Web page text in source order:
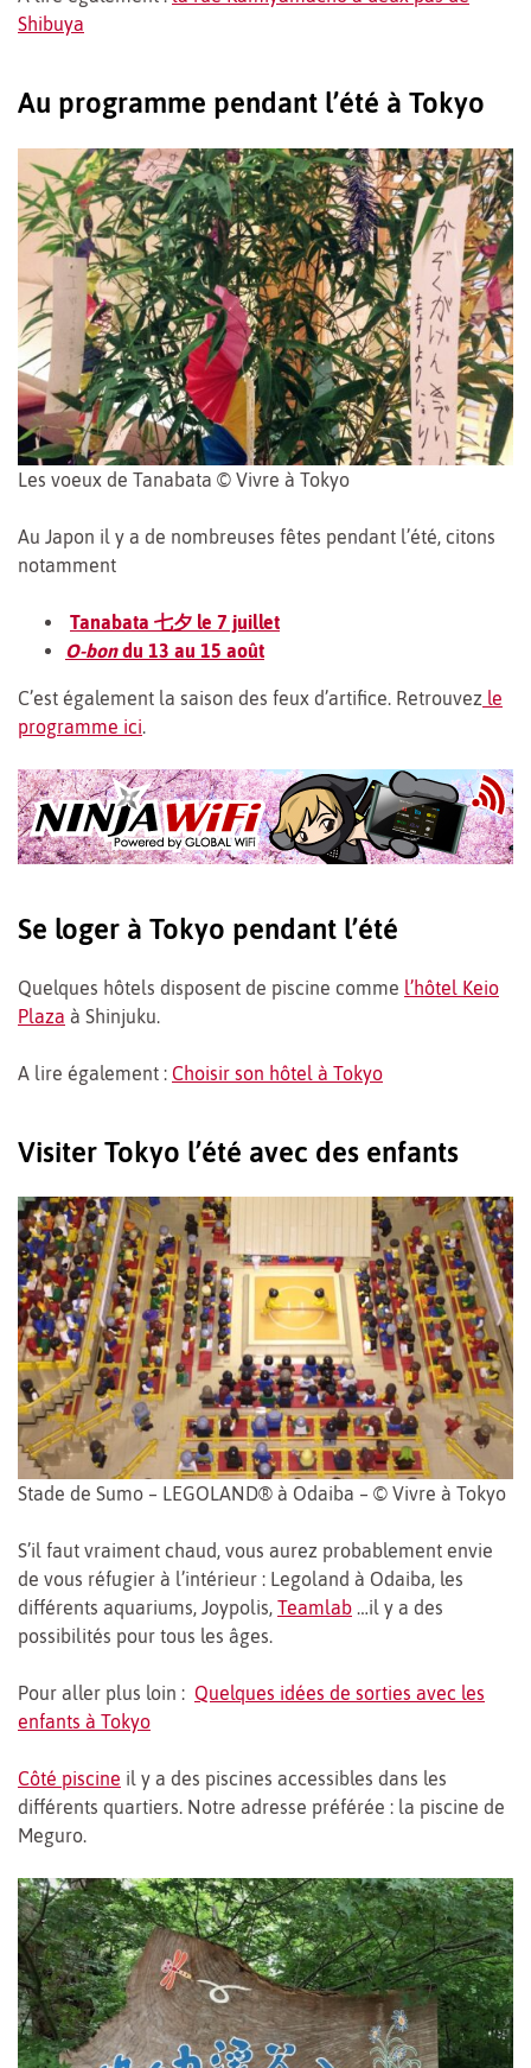
Shibuya
Au programme pendant l’été à Tokyo
Les voeux de Tanabata © Vivre à Tokyo
Au Japon il y a de nombreuses fêtes pendant l’été, citons
notamment
Tanabata 七夕 le 7 juillet
O-bondu 13 au 15 août
C’est également la saison des feux d’artifice. Retrouvez le
programme ici.
Se loger à Tokyo pendant l’été
Quelques hôtels disposent de piscine comme l’hôtel Keio
Plaza à Shinjuku.
A lire également : Choisir son hôtel à Tokyo
Visiter Tokyo l’été avec des enfants
Stade de Sumo – LEGOLAND® à Odaiba – © Vivre à Tokyo
S’il faut vraiment chaud, vous aurez probablement envie
de vous réfugier à l’intérieur : Legoland à Odaiba, les
différents aquariums, Joypolis, Teamlab …il y a des
possibilités pour tous les âges.
Pour aller plus loin : Quelques idées de sorties avec les
enfants à Tokyo
Côté piscine il y a des piscines accessibles dans les
différents quartiers. Notre adresse préférée : la piscine de
Meguro.